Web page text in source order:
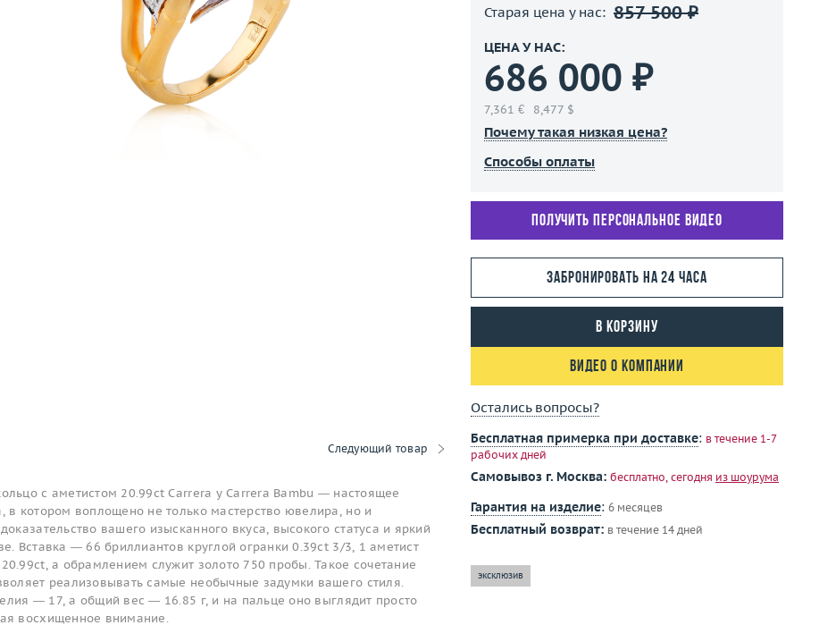
Следующий товар
с аметистом 20.99ct Carrera y Carrera Bambu — настоящее
в котором воплощено не только мастерство ювелира, но и
вашего изысканного вкуса, высокого статуса и яркий
Вставка — 66 бриллиантов круглой огранки 0.39ct 3/3, 1 аметист
а обрамлением служит золото 750 пробы. Такое сочетание
реализовывать самые необычные задумки вашего стиля.
— 17, а общий вес — 16.85 г, и на пальце оно выглядит просто
восхищенное внимание.
Старая цена у нас: 857 500 ₽
ЦЕНА У НАС:
686 000 ₽
7,361 € 8,477 $
Почему такая низкая цена?
Способы оплаты
Получить персональное видео
Забронировать на 24 часа
В корзину
Видео о компании
Остались вопросы?
Бесплатная примерка при доставке: в течение 1-7
рабочих дней
Самовывоз г. Москва: бесплатно, сегодня из шоурума
Гарантия на изделие: 6 месяцев
Бесплатный возврат: в течение 14 дней
эксклюзив